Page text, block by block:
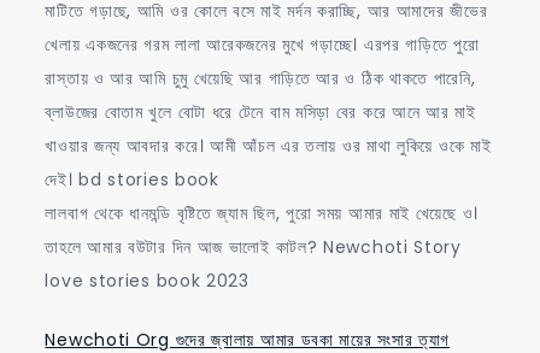
মাটিতে গড়াছে, আমি ওর কোলে বসে মাই মর্দন করাচ্ছি, আর আমাদের জীভের
খেলায় একজনের গরম লালা আরেকজনের মুখে গড়াচ্ছে। এরপর গাড়িতে পুরো
রাস্তায় ও আর আমি চুমু খেয়েছি আর গাড়িতে আর ও ঠিক থাকতে পারেনি,
ব্লাউজের বোতাম খুলে বোটা ধরে টেনে বাম মসিড়া বের করে আনে আর মাই
খাওয়ার জন্য আবদার করে। আমী আঁচল এর তলায় ওর মাথা লুকিয়ে ওকে মাই
দেই। bd stories book
লালবাগ থেকে ধানমন্ডি বৃষ্টিতে জ্যাম ছিল, পুরো সময় আমার মাই খেয়েছে ও।
তাহলে আমার বউটার দিন আজ ভালোই কাটল? Newchoti Story
love stories book 2023
Newchoti Org গুদের জ্বালায় আমার ডবকা মায়ের সংসার ত্যাগ